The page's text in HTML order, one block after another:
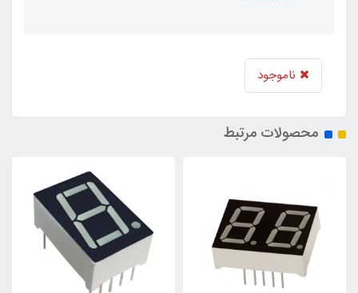
ناموجود
محصولات مرتبط